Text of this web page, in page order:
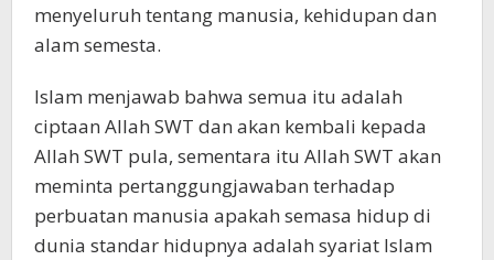
menyeluruh tentang manusia, kehidupan dan
alam semesta.
Islam menjawab bahwa semua itu adalah
ciptaan Allah SWT dan akan kembali kepada
Allah SWT pula, sementara itu Allah SWT akan
meminta pertanggungjawaban terhadap
perbuatan manusia apakah semasa hidup di
dunia standar hidupnya adalah syariat Islam